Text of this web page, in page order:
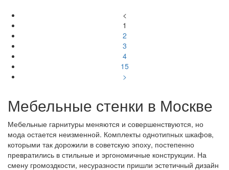
<
1
2
3
4
15
>
Мебельные стенки в Москве
Мебельные гарнитуры меняются и совершенствуются, но
мода остается неизменной. Комплекты однотипных шкафов,
которыми так дорожили в советскую эпоху, постепенно
превратились в стильные и эргономичные конструкции. На
смену громоздкости, несуразности пришли эстетичный дизайн